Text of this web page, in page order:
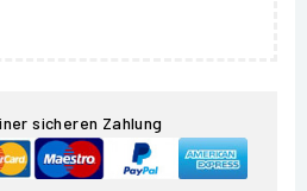
sicheren Zahlung